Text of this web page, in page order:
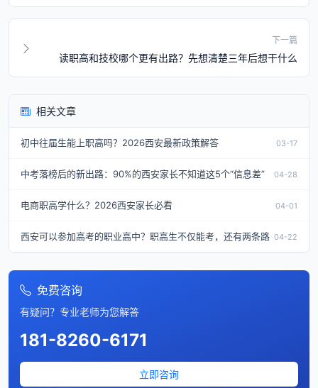
下一篇
读职高和技校哪个更有出路？先想清楚三年后想干什么
相关文章
初中往届生能上职高吗？2026西安最新政策解答 03-17
中考落榜后的新出路：90%的西安家长不知道这5个“信息差” 04-28
电商职高学什么？2026西安家长必看 04-01
西安可以参加高考的职业高中？职高生不仅能考，还有两条路 04-22
免费咨询
有疑问？专业老师为您解答
181-8260-6171
立即咨询